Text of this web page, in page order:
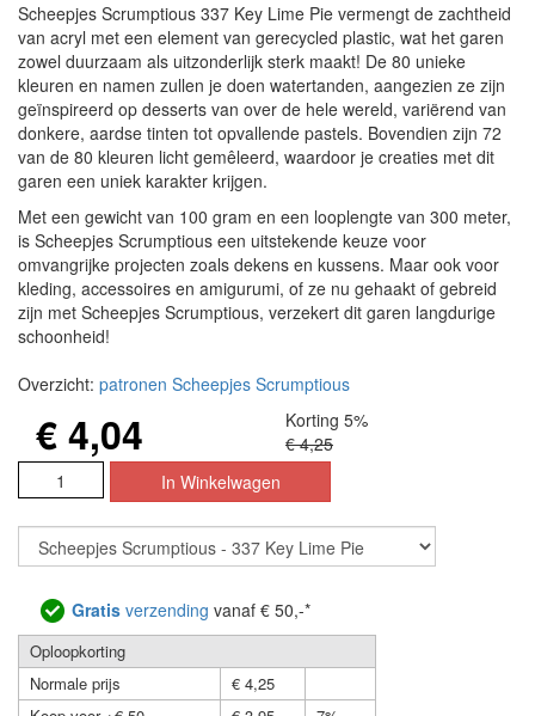
Scheepjes Scrumptious 337 Key Lime Pie vermengt de zachtheid
van acryl met een element van gerecycled plastic, wat het garen
zowel duurzaam als uitzonderlijk sterk maakt! De 80 unieke
kleuren en namen zullen je doen watertanden, aangezien ze zijn
geïnspireerd op desserts van over de hele wereld, variërend van
donkere, aardse tinten tot opvallende pastels. Bovendien zijn 72
van de 80 kleuren licht gemêleerd, waardoor je creaties met dit
garen een uniek karakter krijgen.
Met een gewicht van 100 gram en een looplengte van 300 meter,
is Scheepjes Scrumptious een uitstekende keuze voor
omvangrijke projecten zoals dekens en kussens. Maar ook voor
kleding, accessoires en amigurumi, of ze nu gehaakt of gebreid
zijn met Scheepjes Scrumptious, verzekert dit garen langdurige
schoonheid!
Overzicht: patronen Scheepjes Scrumptious
€ 4,04
Korting 5%
€ 4,25
Gratis verzending vanaf € 50,-*
Oploopkorting
Normale prijs
€ 4,25